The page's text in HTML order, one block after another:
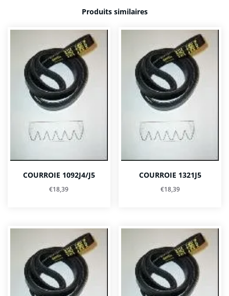
Produits similaires
COURROIE 1092J4/J5
€18,39
COURROIE 1321J5
€18,39